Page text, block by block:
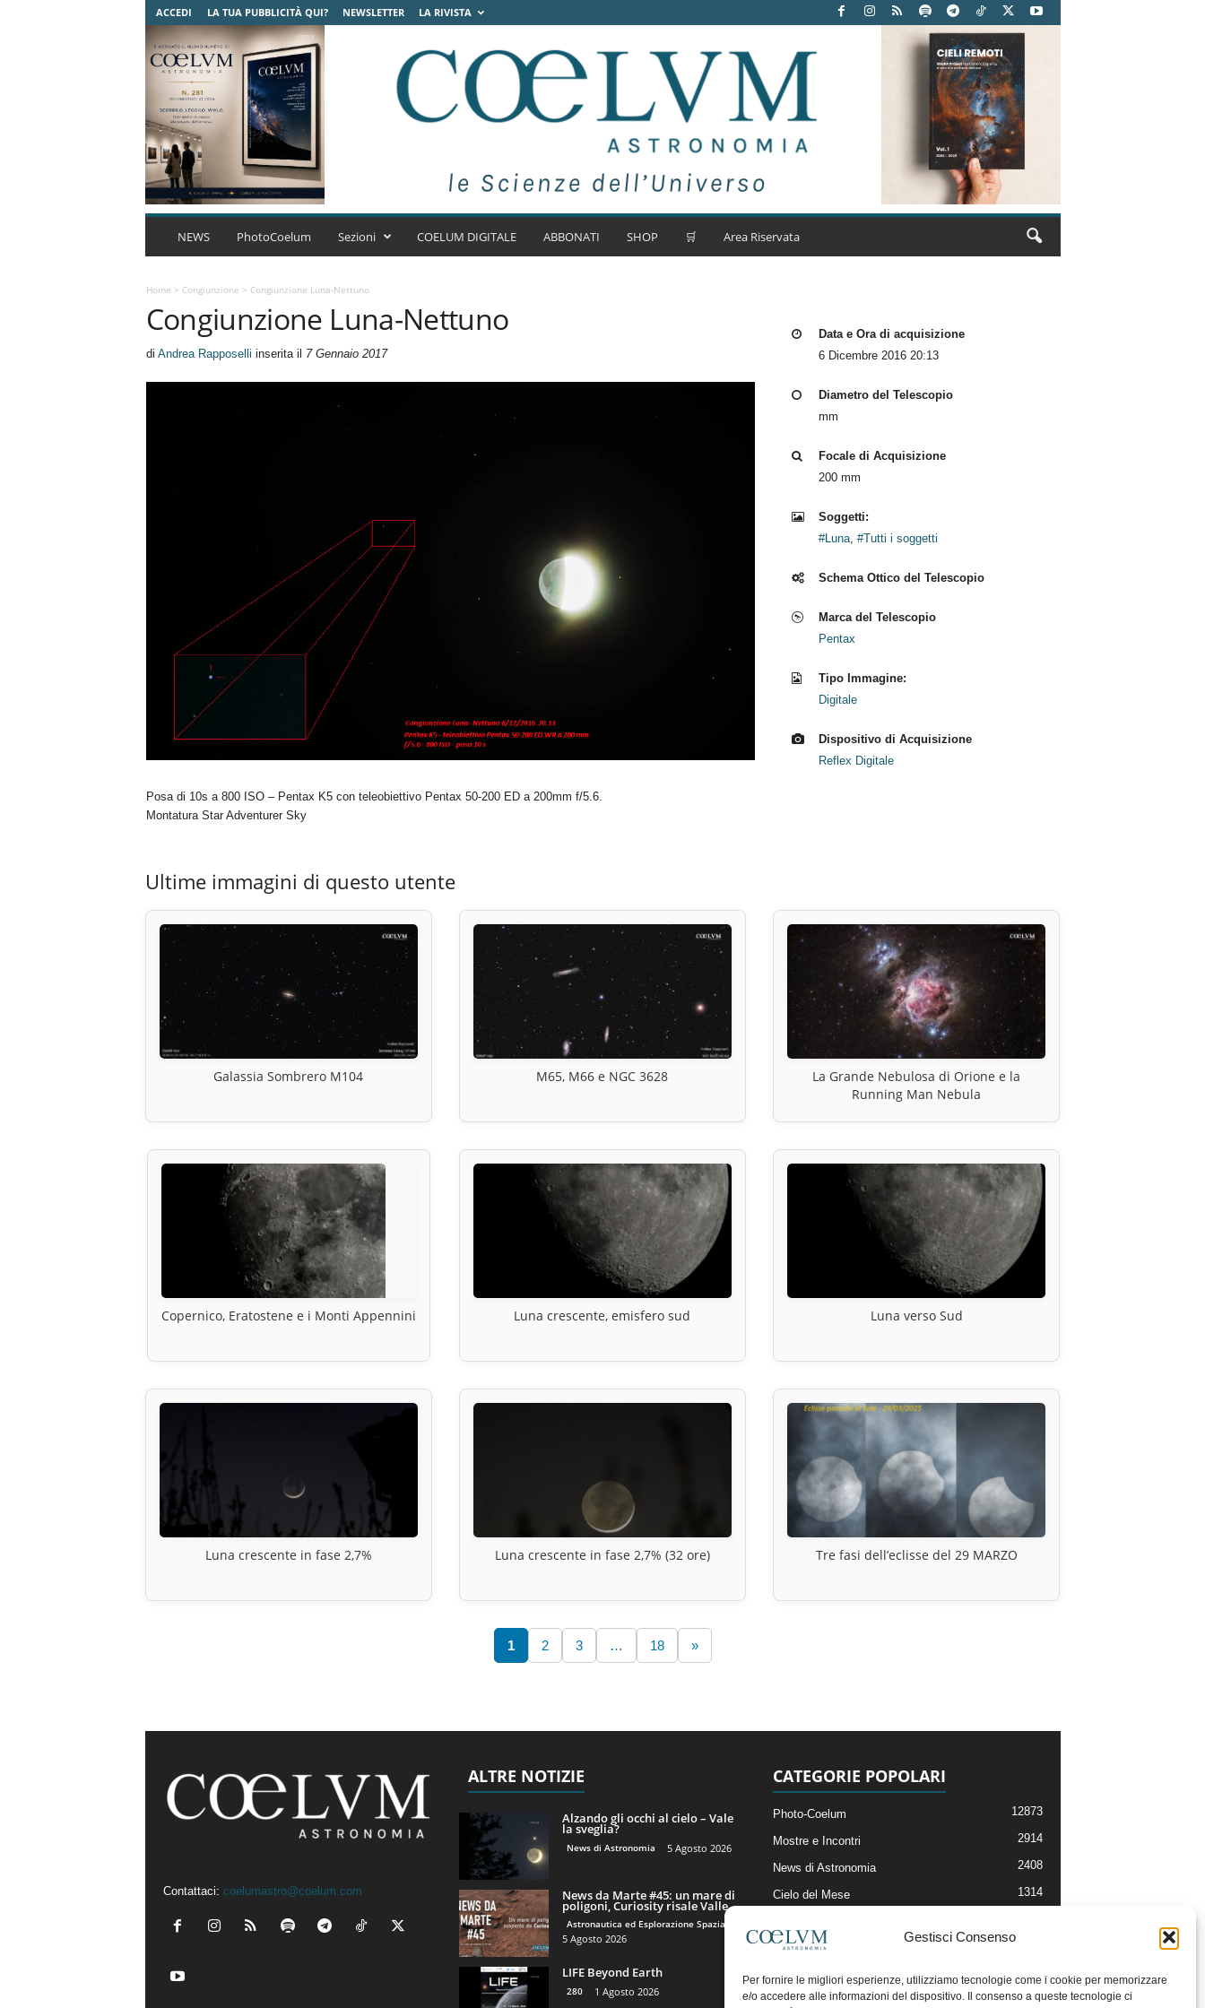
Gestisci Consenso
Per fornire le migliori esperienze, utilizziamo tecnologie come i cookie per memorizzare
e/o accedere alle informazioni del dispositivo. Il consenso a queste tecnologie ci
ACCEDI LA TUA PUBBLICITÀ QUI? NEWSLETTER LA RIVISTA
C
u
m
r
NEWS PhotoCoelum Sezioni COELUM DIGITALE ABBONATI SHOP 🛒 Area Riservata
Home > Congiunzione > Congiunzione Luna-Nettuno
Congiunzione Luna-Nettuno
di Andrea Rapposelli inserita il 7 Gennaio 2017
Posa di 10s a 800 ISO – Pentax K5 con teleobiettivo Pentax 50-200 ED a 200mm f/5.6.
Montatura Star Adventurer Sky
Data e Ora di acquisizione
6 Dicembre 2016 20:13
Diametro del Telescopio
mm
Focale di Acquisizione
200 mm
Soggetti:
#Luna, #Tutti i soggetti
Schema Ottico del Telescopio
Marca del Telescopio
Pentax
Tipo Immagine:
Digitale
Dispositivo di Acquisizione
Reflex Digitale
Ultime immagini di questo utente
Galassia Sombrero M104 M65, M66 e NGC 3628
La Grande Nebulosa di Orione e la
Running Man Nebula
Copernico, Eratostene e i Monti Appennini Luna crescente, emisfero sud Luna verso Sud
Luna crescente in fase 2,7% Luna crescente in fase 2,7% (32 ore) Tre fasi dell’eclisse del 29 MARZO
1 2 3 … 18 »
Contattaci: coelumastro@coelum.com
ALTRE NOTIZIE
Alzando gli occhi al cielo – Vale
la sveglia?
News di Astronomia 5 Agosto 2026
News da Marte #45: un mare di
poligoni, Curiosity risale Valle...
Astronautica ed Esplorazione Spaziale
5 Agosto 2026
LIFE Beyond Earth
280 1 Agosto 2026
CATEGORIE POPOLARI
Photo-Coelum 12873
Mostre e Incontri 2914
News di Astronomia 2408
Cielo del Mese 1314
Articoli e Risorse On-Line
Il Blog della Redazione